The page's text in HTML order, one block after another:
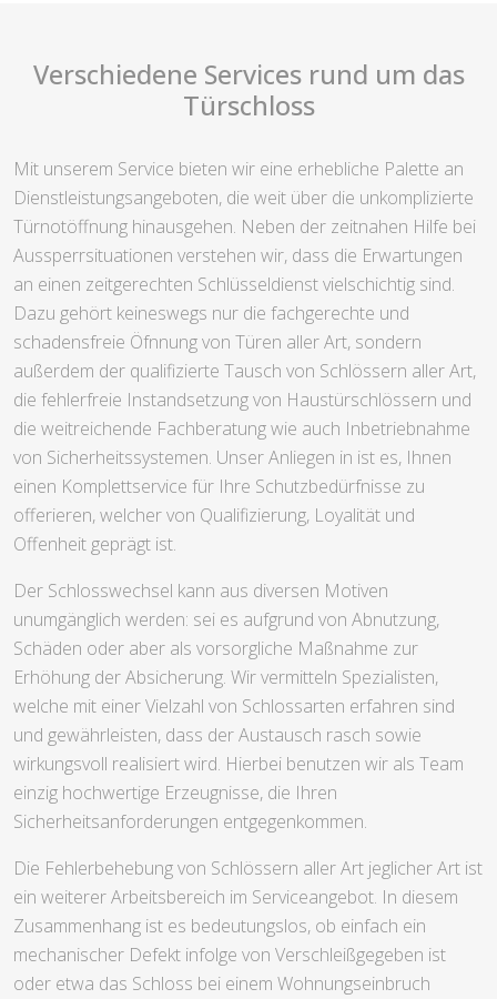
Verschiedene Services rund um das
Türschloss
Mit unserem Service bieten wir eine erhebliche Palette an
Dienstleistungsangeboten, die weit über die unkomplizierte
Türnotöffnung hinausgehen. Neben der zeitnahen Hilfe bei
Aussperrsituationen verstehen wir, dass die Erwartungen
an einen zeitgerechten Schlüsseldienst vielschichtig sind.
Dazu gehört keineswegs nur die fachgerechte und
schadensfreie Öfnnung von Türen aller Art, sondern
außerdem der qualifizierte Tausch von Schlössern aller Art,
die fehlerfreie Instandsetzung von Haustürschlössern und
die weitreichende Fachberatung wie auch Inbetriebnahme
von Sicherheitssystemen. Unser Anliegen in ist es, Ihnen
einen Komplettservice für Ihre Schutzbedürfnisse zu
offerieren, welcher von Qualifizierung, Loyalität und
Offenheit geprägt ist.
Der Schlosswechsel kann aus diversen Motiven
unumgänglich werden: sei es aufgrund von Abnutzung,
Schäden oder aber als vorsorgliche Maßnahme zur
Erhöhung der Absicherung. Wir vermitteln Spezialisten,
welche mit einer Vielzahl von Schlossarten erfahren sind
und gewährleisten, dass der Austausch rasch sowie
wirkungsvoll realisiert wird. Hierbei benutzen wir als Team
einzig hochwertige Erzeugnisse, die Ihren
Sicherheitsanforderungen entgegenkommen.
Die Fehlerbehebung von Schlössern aller Art jeglicher Art ist
ein weiterer Arbeitsbereich im Serviceangebot. In diesem
Zusammenhang ist es bedeutungslos, ob einfach ein
mechanischer Defekt infolge von Verschleißgegeben ist
oder etwa das Schloss bei einem Wohnungseinbruch